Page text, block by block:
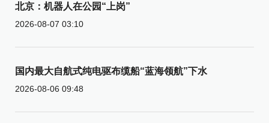
北京：机器人在公园“上岗”
2026-08-07 03:10
国内最大自航式纯电驱布缆船“蓝海领航”下水
2026-08-06 09:48